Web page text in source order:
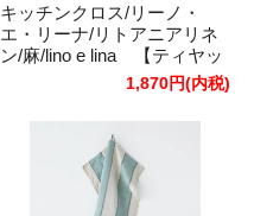
キッチンクロス/リーノ・
エ・リーナ/リトアニアリネ
ン/麻/lino e lina 【ティヤッ
ク】ダークブルー1,870円(内税)